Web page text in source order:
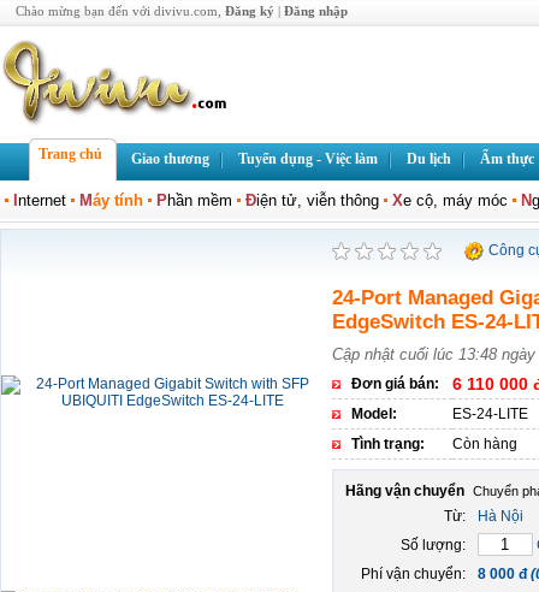
Chào mừng bạn đến với divivu.com, Đăng ký | Đăng nhập
Trang chủ Giao thương Tuyển dụng - Việc làm Du lịch Ẩm thực
nternet Máy tính Phần mềm Điện tử, viễn thông Xe cộ, máy móc N
Công
24-Port Managed
EdgeSwitch ES-24-
Cập nhật cuối lúc 13:48
Đơn giá bán:
6 110 000
Model:
ES-24-LITE
Tình trạng:
Còn hàng
Hãng vận chuyển
Từ:
Hà Nội
Số lượng:
Phí vận chuyển:
8 000 đ